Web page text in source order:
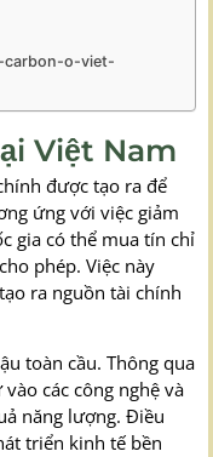
carbon-o-viet-
Việt Nam
được tạo ra để
ứng với việc giảm
gia có thể mua tín chỉ
phép. Việc này
ra nguồn tài chính
toàn cầu. Thông qua
các công nghệ và
năng lượng. Điều
triển kinh tế bền